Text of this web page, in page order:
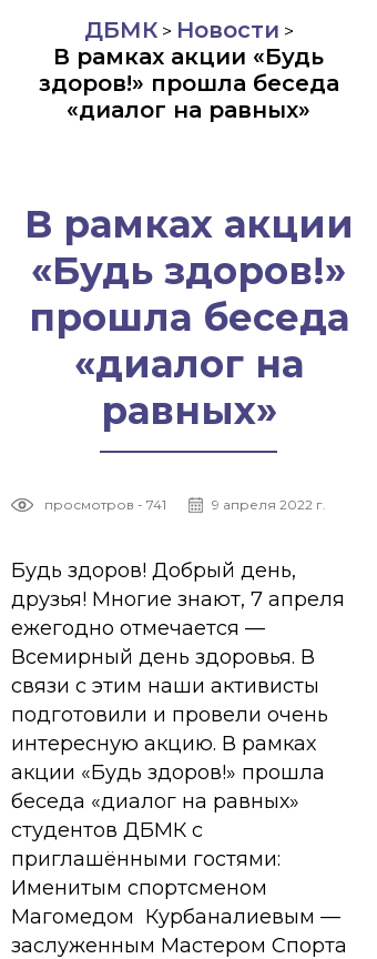
ДБМК> Новости >
В рамках акции «Будь
здоров!» прошла беседа
«диалог на равных»
В рамках акции
«Будь здоров!»
прошла беседа
«диалог на
равных»
просмотров - 741 9 апреля 2022 г.
Будь здоров! Добрый день,
друзья! Многие знают, 7 апреля
ежегодно отмечается —
Всемирный день здоровья. В
связи с этим наши активисты
подготовили и провели очень
интересную акцию. В рамках
акции «Будь здоров!» прошла
беседа «диалог на равных»
студентов ДБМК с
приглашёнными гостями:
Именитым спортсменом
Магомедом Курбаналиевым —
заслуженным Мастером Спорта